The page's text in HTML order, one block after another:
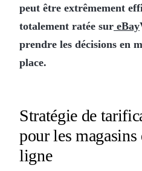
peut être extrêmement
totalement ratée sur eBay
prendre les décisions en
place.
Stratégie de
pour les
ligne